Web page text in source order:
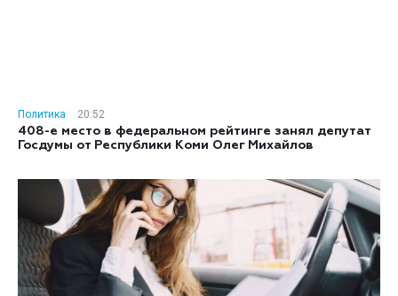
Политика
20:52
408-е место в федеральном рейтинге занял депутат
Госдумы от Республики Коми Олег Михайлов